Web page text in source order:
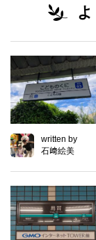
written by
石﨑絵美